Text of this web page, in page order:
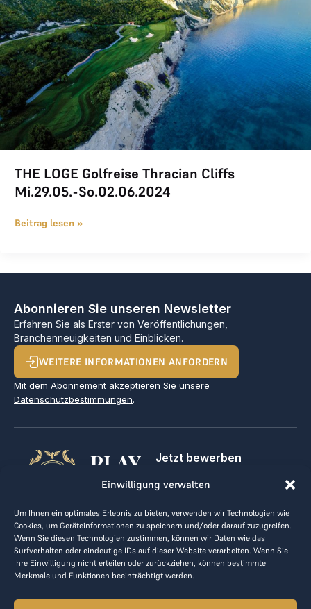
Einwilligung verwalten
Um Ihnen ein optimales Erlebnis zu bieten, verwenden wir Technologien wie
Cookies, um Geräteinformationen zu speichern und/oder darauf zuzugreifen.
Wenn Sie diesen Technologien zustimmen, können wir Daten wie das
Surfverhalten oder eindeutige IDs auf dieser Website verarbeiten. Wenn Sie
Ihre Einwilligung nicht erteilen oder zurückziehen, können bestimmte
Merkmale und Funktionen beeinträchtigt werden.
THE LOGE Golfreise Thracian Cliffs
Mi.29.05.-So.02.06.2024
Beitrag lesen »
Abonnieren Sie unseren Newsletter
Erfahren Sie als Erster von Veröffentlichungen,
Branchenneuigkeiten und Einblicken.
WEITERE INFORMATIONEN ANFORDERN
Mit dem Abonnement akzeptieren Sie unsere
Datenschutzbestimmungen.
PLAY
GOLF,
MAKE
BUSINESS
Jetzt bewerben
Kontakt
AGB
Datenrichtlinie
kontakt@the-loge.com
Unser freundliches Team hilft Ihnen gerne weiter.